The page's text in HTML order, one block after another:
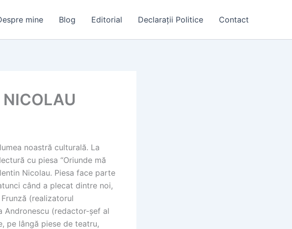
mine Blog Editorial Declarații Politice Contact
noastră culturală. La
cu piesa “Oriunde mă
Nicolau. Piesa face parte
când a plecat dintre noi,
(realizatorul
Andronescu (redactor-șef al
pe lângă piese de teatru,